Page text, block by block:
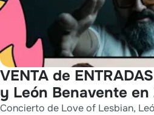
VENTA de
y León Benavente en
Concierto de Love of Lesbian,